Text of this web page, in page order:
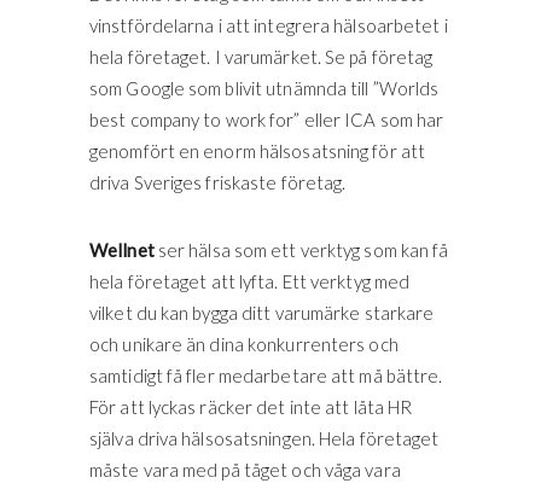
vinstfördelarna i att integrera hälsoarbetet i
hela företaget. I varumärket. Se på företag
som Google som blivit utnämnda till ”Worlds
best company to work for” eller ICA som har
genomfört en enorm hälsosatsning för att
driva Sveriges friskaste företag.
Wellnet ser hälsa som ett verktyg som kan få
hela företaget att lyfta. Ett verktyg med
vilket du kan bygga ditt varumärke starkare
och unikare än dina konkurrenters och
samtidigt få fler medarbetare att må bättre.
För att lyckas räcker det inte att låta HR
själva driva hälsosatsningen. Hela företaget
måste vara med på tåget och våga vara